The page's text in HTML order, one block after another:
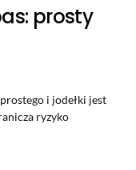
prosty
i jodełki jest
ryzyko